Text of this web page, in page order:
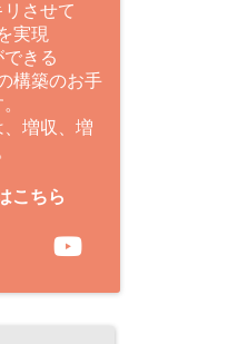
させて
実現
きる
構築のお手
増収、増
こちら